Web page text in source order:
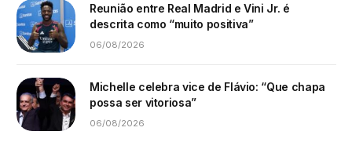
Reunião entre Real Madrid e Vini Jr. é
descrita como “muito positiva”
06/08/2026
Michelle celebra vice de Flávio: “Que chapa
possa ser vitoriosa”
06/08/2026